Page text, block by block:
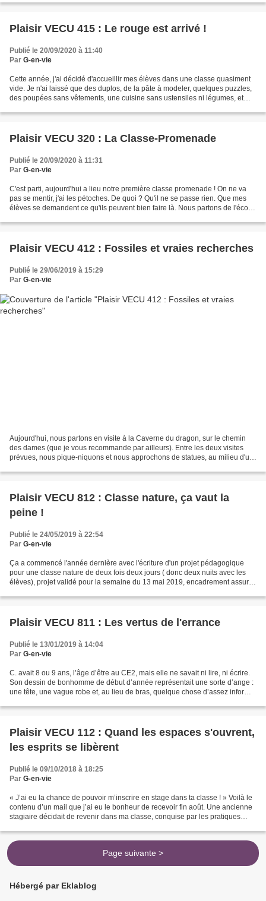
Plaisir VECU 415 : Le rouge est arrivé !
Publié le 20/09/2020 à 11:40
Par G-en-vie
Cette année, j'ai décidé d'accueillir mes élèves dans une classe quasiment
vide. Je n'ai laissé que des duplos, de la pâte à modeler, quelques puzzles,
des poupées sans vêtements, une cuisine sans ustensiles ni légumes, et
Plaisir VECU 320 : La Classe-Promenade
Publié le 20/09/2020 à 11:31
Par G-en-vie
C'est parti, aujourd'hui a lieu notre première classe promenade ! On ne va
pas se mentir, j'ai les pétoches. De quoi ? Qu'il ne se passe rien. Que mes
élèves se demandent ce qu'ils peuvent bien faire là. Nous partons de l'école
Plaisir VECU 412 : Fossiles et vraies recherches
Publié le 29/06/2019 à 15:29
Par G-en-vie
Aujourd'hui, nous partons en visite à la Caverne du dragon, sur le chemin
des dames (que je vous recommande par ailleurs). Entre les deux visites
prévues, nous pique-niquons et nous approchons de statues, au milieu d'un
Plaisir VECU 812 : Classe nature, ça vaut la
peine !
Publié le 24/05/2019 à 22:54
Par G-en-vie
Ça a commencé l'année dernière avec l'écriture d'un projet pédagogique
pour une classe nature de deux fois deux jours ( donc deux nuits avec les
élèves), projet validé pour la semaine du 13 mai 2019, encadrement assuré
Plaisir VECU 811 : Les vertus de l'errance
Publié le 13/01/2019 à 14:04
Par G-en-vie
C. avait 8 ou 9 ans, l’âge d’être au CE2, mais elle ne savait ni lire, ni écrire.
Son dessin de bonhomme de début d’année représentait une sorte d’ange :
une tête, une vague robe et, au lieu de bras, quelque chose d’assez informe,
Plaisir VECU 112 : Quand les espaces s'ouvrent,
les esprits se libèrent
Publié le 09/10/2018 à 18:25
Par G-en-vie
« J’ai eu la chance de pouvoir m’inscrire en stage dans ta classe ! » Voilà le
contenu d’un mail que j’ai eu le bonheur de recevoir fin août. Une ancienne
stagiaire décidait de revenir dans ma classe, conquise par les pratiques
Page suivante >
Hébergé par Eklablog